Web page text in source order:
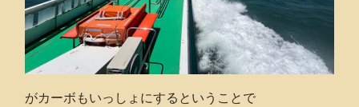
がカーボもいっしょにするということで